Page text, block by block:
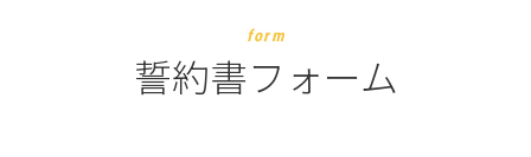
form
誓約書フォーム